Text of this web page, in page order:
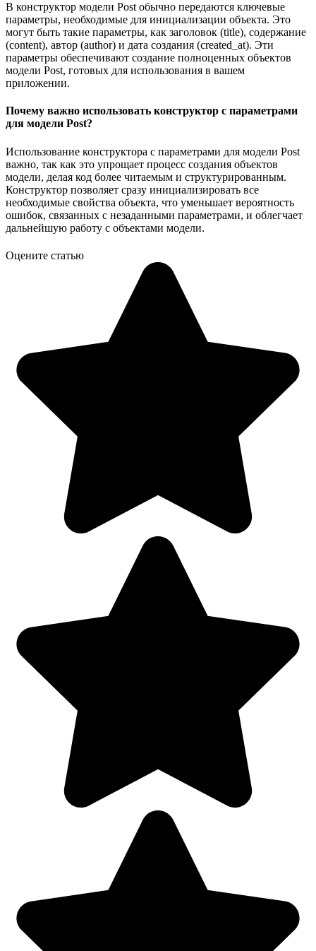
В конструктор модели Post обычно передаются ключевые
параметры, необходимые для инициализации объекта. Это
могут быть такие параметры, как заголовок (title), содержание
(content), автор (author) и дата создания (created_at). Эти
параметры обеспечивают создание полноценных объектов
модели Post, готовых для использования в вашем
приложении.
Почему важно использовать конструктор с параметрами
для модели Post?
Использование конструктора с параметрами для модели Post
важно, так как это упрощает процесс создания объектов
модели, делая код более читаемым и структурированным.
Конструктор позволяет сразу инициализировать все
необходимые свойства объекта, что уменьшает вероятность
ошибок, связанных с незаданными параметрами, и облегчает
дальнейшую работу с объектами модели.
Оцените статью